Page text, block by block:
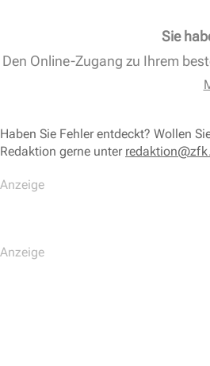
Sie
Den Online-Zugang zu Ihrem
Haben Sie Fehler entdeckt? Wollen
Redaktion gerne unter